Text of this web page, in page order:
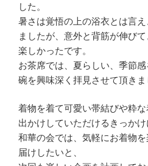
した。
暑さは覚悟の上の浴衣とは言
ましたが、意外と背筋が伸び
楽しかったです。
お茶席では、夏らしい、季節
碗を興味深く拝見させて頂きま
着物を着て可愛い帯結びや粋
出かけしていただけるきっかけ
和華の会では、気軽にお着物
届けしたいと、